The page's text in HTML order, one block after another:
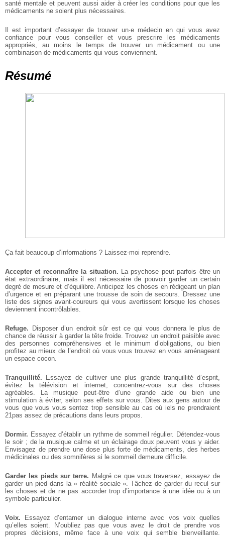
santé mentale et peuvent aussi aider à créer les conditions pour que les
médicaments ne soient plus nécessaires.
Il est important d’essayer de trouver un·e médecin en qui vous avez
confiance pour vous conseiller et vous prescrire les médicaments
appropriés, au moins le temps de trouver un médicament ou une
combinaison de médicaments qui vous conviennent.
Résumé
Ça fait beaucoup d’informations ? Laissez-moi reprendre.
Accepter et reconnaître la situation. La psychose peut parfois être un
état extraordinaire, mais il est nécessaire de pouvoir garder un certain
degré de mesure et d’équilibre. Anticipez les choses en rédigeant un plan
d’urgence et en préparant une trousse de soin de secours. Dressez une
liste des signes avant-coureurs qui vous avertissent lorsque les choses
deviennent incontrôlables.
Refuge. Disposer d’un endroit sûr est ce qui vous donnera le plus de
chance de réussir à garder la tête froide. Trouvez un endroit paisible avec
des personnes compréhensives et le minimum d’obligations, ou bien
profitez au mieux de l’endroit où vous vous trouvez en vous aménageant
un espace cocon.
Tranquillité. Essayez de cultiver une plus grande tranquillité d’esprit,
évitez la télévision et internet, concentrez-vous sur des choses
agréables. La musique peut-être d’une grande aide ou bien une
stimulation à éviter, selon ses effets sur vous. Dites aux gens autour de
vous que vous vous sentez trop sensible au cas où iels ne prendraient
21pas assez de précautions dans leurs propos.
Dormir. Essayez d’établir un rythme de sommeil régulier. Détendez-vous
le soir ; de la musique calme et un éclairage doux peuvent vous y aider.
Envisagez de prendre une dose plus forte de médicaments, des herbes
médicinales ou des somnifères si le sommeil demeure difficile.
Garder les pieds sur terre. Malgré ce que vous traversez, essayez de
garder un pied dans la « réalité sociale ». Tâchez de garder du recul sur
les choses et de ne pas accorder trop d’importance à une idée ou à un
symbole particulier.
Voix. Essayez d’entamer un dialogue interne avec vos voix quelles
qu’elles soient. N’oubliez pas que vous avez le droit de prendre vos
propres décisions, même face à une voix qui semble bienveillante.